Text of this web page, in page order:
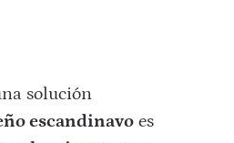
solución
escandinavoes